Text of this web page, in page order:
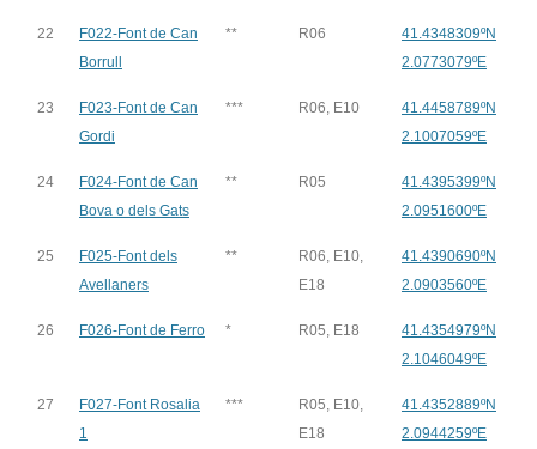
22
F022-Font de Can
Borrull
** R06
41.4348309ºN
2.0773079ºE
23
F023-Font de Can
Gordi
*** R06, E10
41.4458789ºN
2.1007059ºE
24
F024-Font de Can
Bova o dels Gats
** R05
41.4395399ºN
2.0951600ºE
25
F025-Font dels
Avellaners
**
R06, E10,
E18
41.4390690ºN
2.0903560ºE
26 F026-Font de Ferro * R05, E18
41.4354979ºN
2.1046049ºE
27
F027-Font Rosalia
1
***
R05, E10,
E18
41.4352889ºN
2.0944259ºE